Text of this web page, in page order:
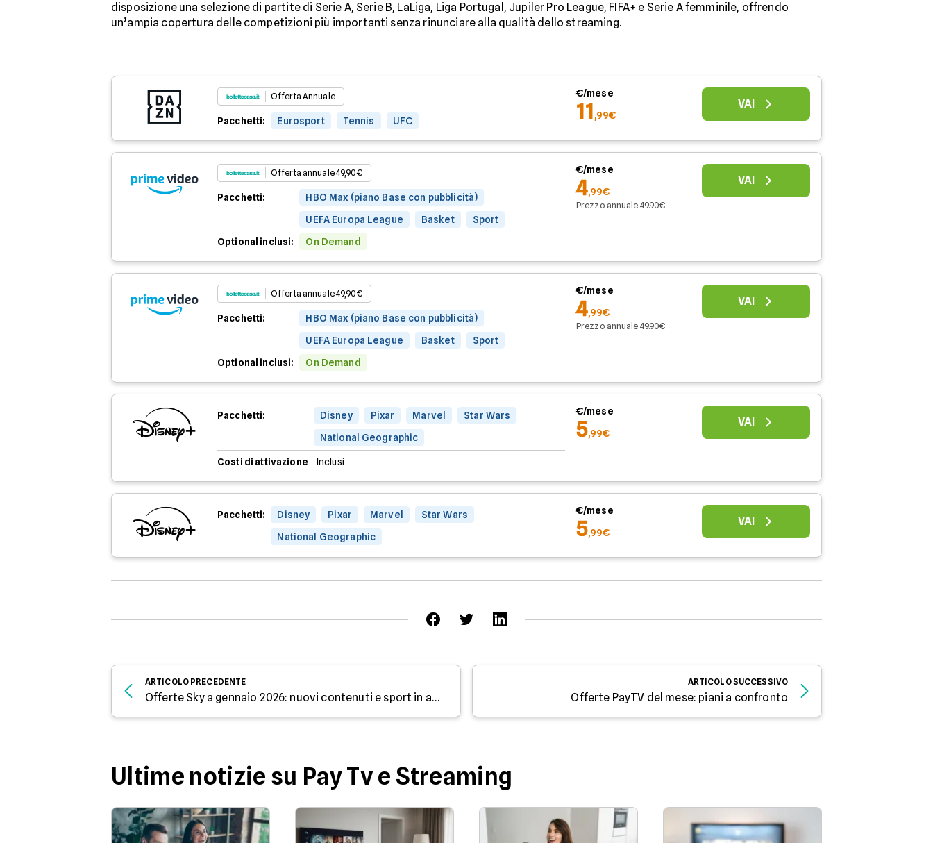
disposizione una selezione di partite di Serie A, Serie B, LaLiga, Liga Portugal, Jupiler Pro League, FIFA+ e Serie A femminile, offrendo
un’ampia copertura delle competizioni più importanti senza rinunciare alla qualità dello streaming.
Offerta Annuale
Pacchetti: Eurosport Tennis UFC
€/mese
11,99€
VAI
Offerta annuale 49,90€
Pacchetti:
HBO Max (piano Base con pubblicità)
UEFA Europa League
Basket
Sport
Optional inclusi:
On Demand
€/mese
4,99€
Prezzo annuale 49.90€
VAI
Offerta annuale 49,90€
Pacchetti:
HBO Max (piano Base con pubblicità)
UEFA Europa League
Basket
Sport
Optional inclusi:
On Demand
€/mese
4,99€
Prezzo annuale 49.90€
VAI
Pacchetti: Disney Pixar Marvel
Star Wars
National Geographic
Costi di attivazione Inclusi
€/mese
5,99€
VAI
Pacchetti: Disney Pixar Marvel
Star Wars
National Geographic
€/mese
5,99€
VAI
ARTICOLO PRECEDENTE
Offerte Sky a gennaio 2026: nuovi contenuti e sport in arrivo
ARTICOLOSUCCESSIVO
Offerte PayTV del mese: piani a confronto
Ultime notizie su Pay Tv e Streaming